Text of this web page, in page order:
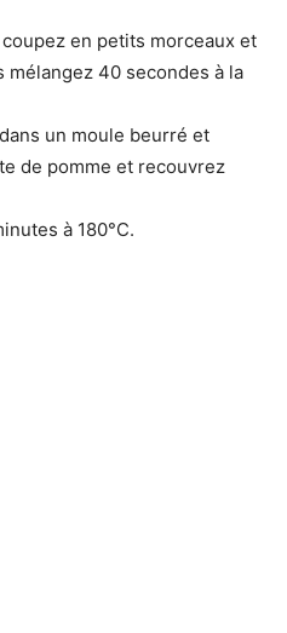
en petits morceaux et
40 secondes à la
un moule beurré et
de pomme et recouvrez
à 180°C.